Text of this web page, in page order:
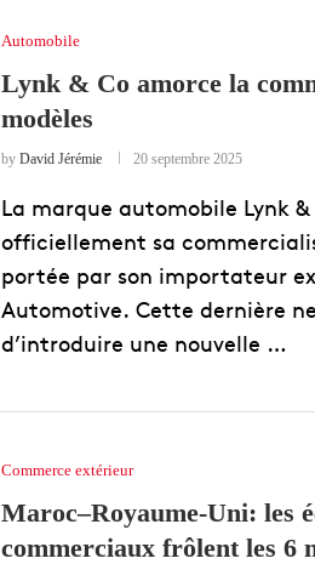
Automobile
Lynk & Co amorce la
modèles
by David Jérémie 20 septembre 2025
La marque automobile Lynk
officiellement sa
portée par son importateur
Automotive. Cette dernière
d’introduire une nouvelle …
Commerce extérieur
Maroc–Royaume-Uni: les
commerciaux frôlent les 6